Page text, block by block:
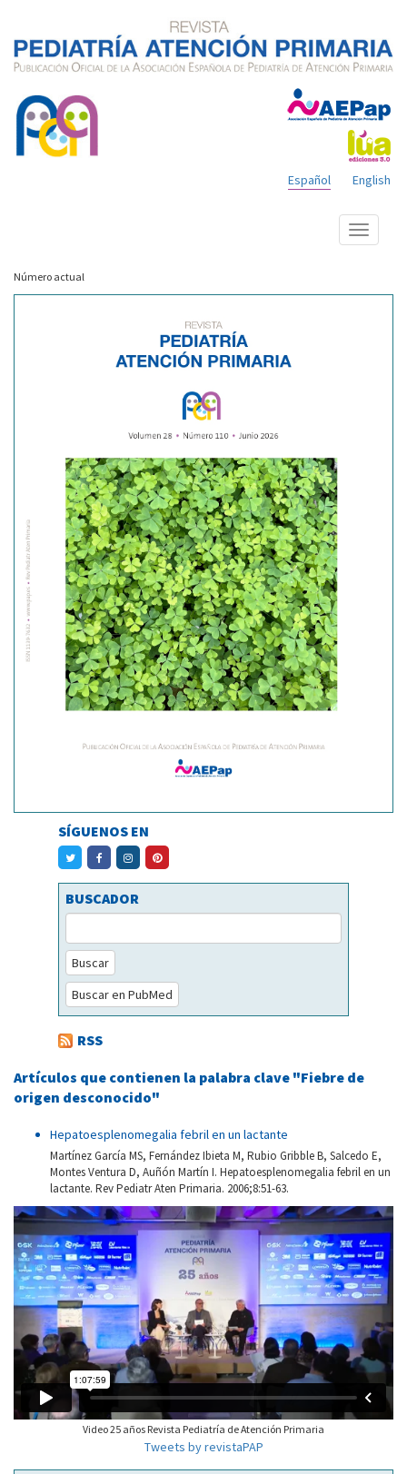
English
Español
Mostrar
menú
Número actual
SÍGUENOS EN
BUSCADOR
Buscar
Buscar en PubMed
RSS
Artículos que contienen la palabra clave "Fiebre de
origen desconocido"
Hepatoesplenomegalia febril en un lactante
Martínez García MS, Fernández Ibieta M, Rubio Gribble B, Salcedo E,
Montes Ventura D, Auñón Martín I. Hepatoesplenomegalia febril en un
lactante. Rev Pediatr Aten Primaria. 2006;8:51-63.
Video 25 años Revista Pediatría de Atención Primaria
Tweets by revistaPAP